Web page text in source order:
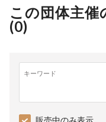
この団体主催
(0)
キーワード